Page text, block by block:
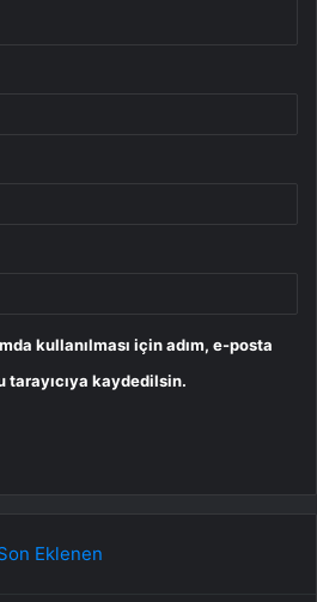
kullanılması için adım, e-posta
tarayıcıya kaydedilsin.
Eklenen